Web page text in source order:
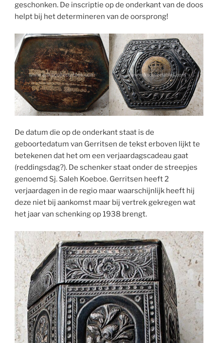
geschonken. De inscriptie op de onderkant van de doos
helpt bij het determineren van de oorsprong!
De datum die op de onderkant staat is de
geboortedatum van Gerritsen de tekst erboven lijkt te
betekenen dat het om een verjaardagscadeau gaat
(reddingsdag?). De schenker staat onder de streepjes
genoemd Sj. Saleh Koeboe. Gerritsen heeft 2
verjaardagen in de regio maar waarschijnlijk heeft hij
deze niet bij aankomst maar bij vertrek gekregen wat
het jaar van schenking op 1938 brengt.